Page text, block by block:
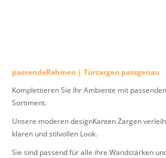
passendeRahmen | Türzargen passgenau
Komplettieren Sie Ihr Ambiente mit
Sortiment.
Unsere moderen designKanten Zargen
klaren und stilvollen Look.
Sie sind passend für alle ihre Wandstärken